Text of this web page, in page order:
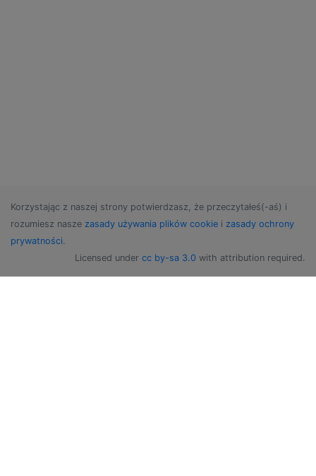
Korzystając z naszej strony potwierdzasz, że przeczytałeś(-aś) i
rozumiesz nasze zasady używania plików cookie i zasady ochrony
prywatności.
Licensed under cc by-sa 3.0 with attribution required.